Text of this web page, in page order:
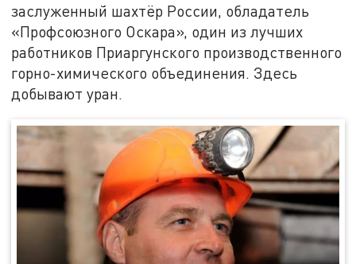
заслуженный шахтёр России, обладатель
«Профсоюзного Оскара», один из лучших
работников Приаргунского производственного
горно-химического объединения. Здесь
добывают уран.